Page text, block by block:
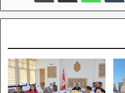
زيارة مؤطرة لأجنحة المتحف
حيث واكب عرضا للأزياء الفينيقية
والتطريز ببهو المتحف. كما
الغامرة في الواقع
الافتراضي والمعزّز بواسطة Casque VR وعدد من التطبيقات